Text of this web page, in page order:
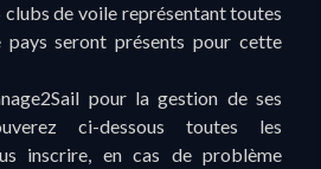
clubs de voile représentant toutes
pays seront présents pour cette
pour la gestion de ses
ci-dessous toutes les
inscrire, en cas de problème